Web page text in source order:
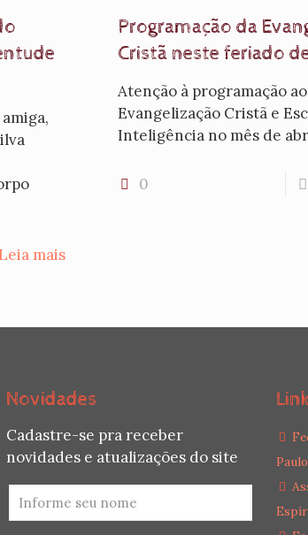
Leia mais
Programação da
Cristã neste feriado
Atenção à programação
Evangelização Cristã e
Inteligência no mês de
0
Novidades
Cadastre-se pra receber
novidades e atualizações do site
Paulo